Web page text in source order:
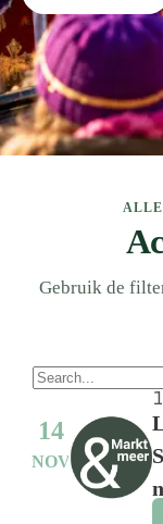
Gebruik de
14
NOV